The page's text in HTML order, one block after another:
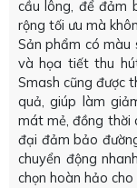
cầu lông, để đảm
rộng tối ưu mà
Sản phẩm có màu
và họa tiết thu
Smash cũng được
quả, giúp làm
mát mẻ, đồng thời
đại đảm bảo
chuyển động
chọn hoàn hảo